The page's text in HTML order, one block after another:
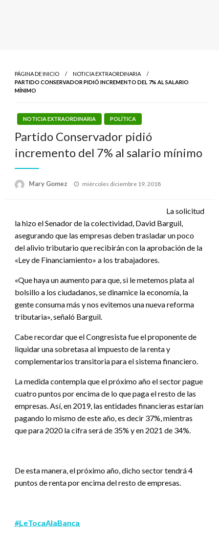
PÁGINA DE INICIO
NOTICIA EXTRAORDINARIA
PARTIDO CONSERVADOR PIDIÓ INCREMENTO DEL 7% AL SALARIO
MÍNIMO
NOTICIA EXTRAORDINARIA POLÍTICA
Partido Conservador pidió
incremento del 7% al salario mínimo
Mary Gomez
Publicado
miércoles diciembre 19, 2018
La solicitud
la hizo el Senador de la colectividad, David Barguil,
asegurando que las empresas deben trasladar un poco
del alivio tributario que recibirán con la aprobación de la
«Ley de Financiamiento» a los trabajadores.
«Que haya un aumento para que, si le metemos plata al
bolsillo a los ciudadanos, se dinamice la economía, la
gente consuma más y nos evitemos una nueva reforma
tributaria», señaló Barguil.
Cabe recordar que el Congresista fue el proponente de
liquidar una sobretasa al impuesto de la renta y
complementarios transitoria para el sistema financiero.
La medida contempla que el próximo año el sector pague
cuatro puntos por encima de lo que paga el resto de las
empresas. Así, en 2019, las entidades financieras estarían
pagando lo mismo de este año, es decir 37%, mientras
que para 2020 la cifra será de 35% y en 2021 de 34%.
De esta manera, el próximo año, dicho sector tendrá 4
puntos de renta por encima del resto de empresas.
#LeTocaAlaBanca